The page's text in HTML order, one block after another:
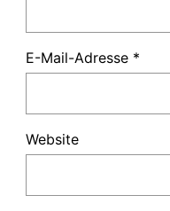
E-Mail-Adresse *
Website